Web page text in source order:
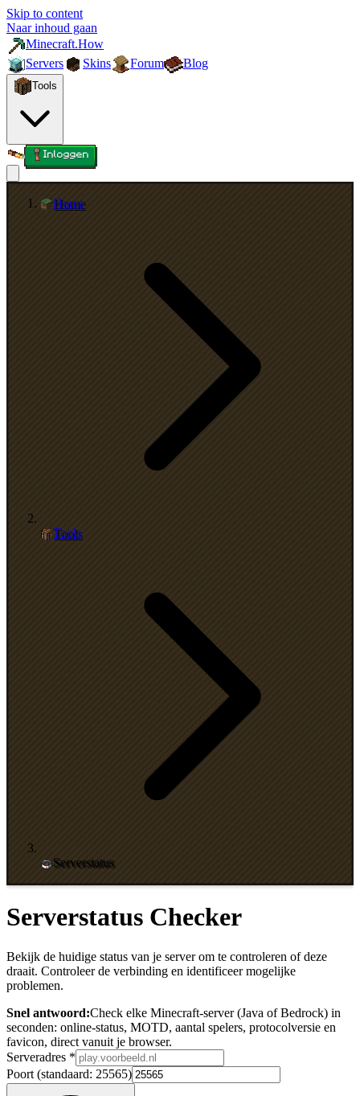
Skip to content
Naar inhoud gaan
Minecraft.How
Servers
Skins Forum Blog
Tools
Inloggen
Home
Tools
Serverstatus
Serverstatus Checker
Bekijk de huidige status van je server om te controleren of deze
draait. Controleer de verbinding en identificeer mogelijke
problemen.
Snel antwoord:Check elke Minecraft-server (Java of Bedrock) in
seconden: online-status, MOTD, aantal spelers, protocolversie en
favicon, direct vanuit je browser.
Serveradres *
Poort (standaard: 25565)